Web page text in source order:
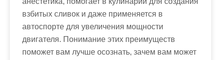
взбитых сливок и даже применяется в
автоспорте для увеличения мощности
двигателя. Понимание этих преимуществ
поможет вам лучше осознать, зачем вам может